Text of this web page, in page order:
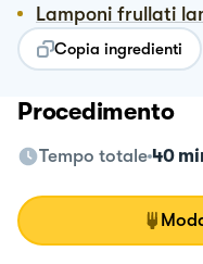
Lamponi frullati
Copia ingredienti
Procedimento
Tempo totale 40